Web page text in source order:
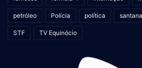
petróleo Polícia política santana
STF TV Equinócio